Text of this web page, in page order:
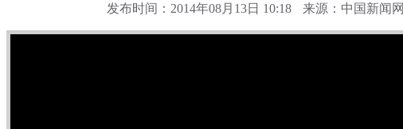
发布时间：2014年08月13日 10:18 来源：中国新闻网